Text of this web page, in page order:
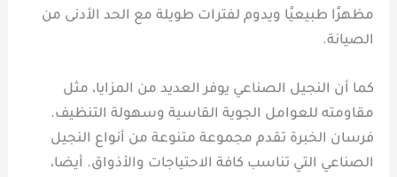
مظهرًا طبيعيًا ويدوم لفترات طويلة مع الحد الأدنى من
الصيانة.
كما أن النجيل الصناعي يوفر العديد من المزايا، مثل
مقاومته للعوامل الجوية القاسية وسهولة التنظيف.
فرسان الخبرة تقدم مجموعة متنوعة من أنواع النجيل
الصناعي التي تناسب كافة الاحتياجات والأذواق. أيضا،